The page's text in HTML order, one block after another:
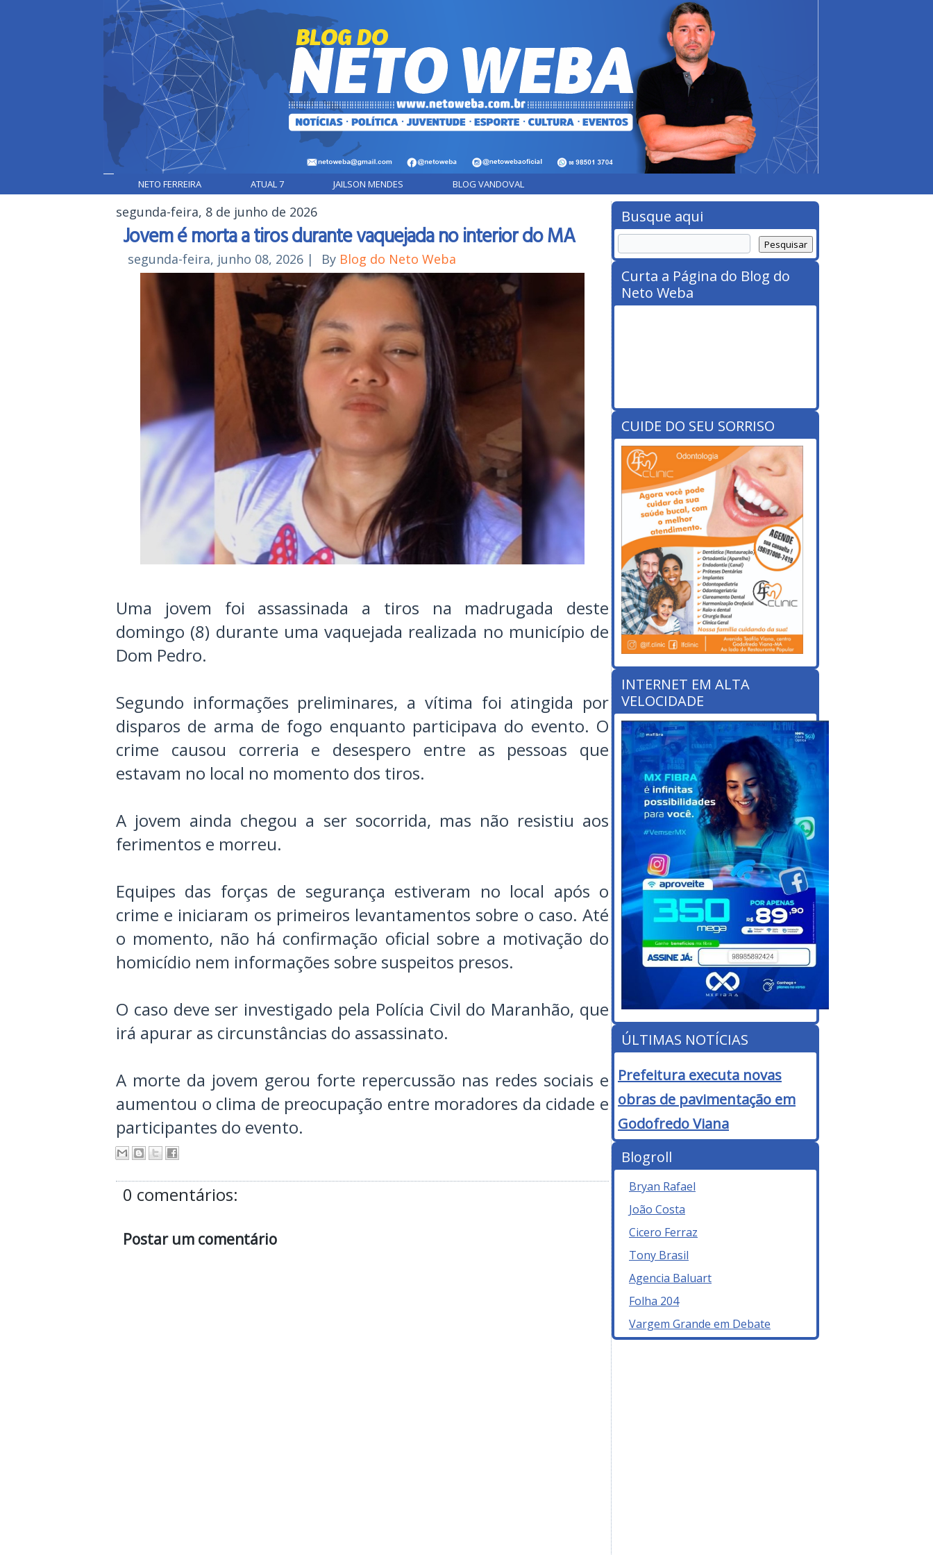
NETO FERREIRA ATUAL 7 JAILSON MENDES BLOG VANDOVAL
segunda-feira, 8 de junho de 2026
Jovem é morta a tiros durante vaquejada no interior do MA
segunda-feira, junho 08, 2026 | By Blog do Neto Weba
Uma jovem foi assassinada a tiros na madrugada deste
domingo (8) durante uma vaquejada realizada no município de
Dom Pedro.
Segundo informações preliminares, a vítima foi atingida por
disparos de arma de fogo enquanto participava do evento. O
crime causou correria e desespero entre as pessoas que
estavam no local no momento dos tiros.
A jovem ainda chegou a ser socorrida, mas não resistiu aos
ferimentos e morreu.
Equipes das forças de segurança estiveram no local após o
crime e iniciaram os primeiros levantamentos sobre o caso. Até
o momento, não há confirmação oficial sobre a motivação do
homicídio nem informações sobre suspeitos presos.
O caso deve ser investigado pela Polícia Civil do Maranhão, que
irá apurar as circunstâncias do assassinato.
A morte da jovem gerou forte repercussão nas redes sociais e
aumentou o clima de preocupação entre moradores da cidade e
participantes do evento.
0 comentários:
Postar um comentário
Busque aqui
Curta a Página do Blog do
Neto Weba
CUIDE DO SEU SORRISO
INTERNET EM ALTA
VELOCIDADE
ÚLTIMAS NOTÍCIAS
Prefeitura executa novas
obras de pavimentação em
Godofredo Viana
Blogroll
Bryan Rafael
João Costa
Cicero Ferraz
Tony Brasil
Agencia Baluart
Folha 204
Vargem Grande em Debate